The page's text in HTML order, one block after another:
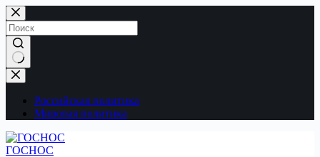
Перейти
к
сути
Ничего
не
найденоРоссийская политика
Мировая политика
ГОСНОС